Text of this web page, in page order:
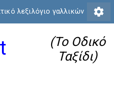
λεξιλόγιο γαλλικών settings
(Το Οδικό
Ταξίδι)